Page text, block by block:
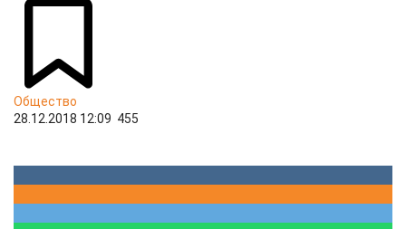
Общество
28.12.2018 12:09 455